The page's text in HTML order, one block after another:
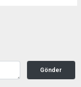
Gönder